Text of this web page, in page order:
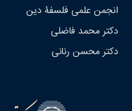
انجمن علمی فلسفۀ دین
دکتر محمد فاضلی
دکتر محسن رنانی